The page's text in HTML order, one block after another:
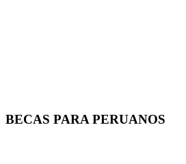
BECAS PARA PERUANOS